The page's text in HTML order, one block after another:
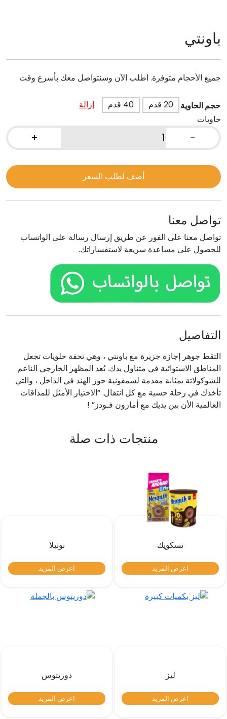
باونتي
جميع الأحجام متوفرة. اطلب الآن وسنتواصل معك بأسرع وقت
حجم الحاوية 20 قدم 40 قدم
إزالة
حاويات
-
+
أضف لطلب السعر
تواصل معنا
تواصل معنا على الفور عن طريق إرسال رسالة على الواتساب
للحصول على مساعدة سريعة لاستفساراتك.
التفاصيل
التقط جوهر إجازة جزيرة مع باونتي ، وهي تحفة حلويات تجعل
المناطق الاستوائية في متناول يدك. يُعد المظهر الخارجي الناعم
للشوكولاتة بمثابة مقدمة لسمفونية جوز الهند في الداخل ، والتي
تأخذك في رحلة حسية مع كل انتقال. “الاختيار الأمثل للمذاقات
العالمية الأن بين يديك مع أمازون فـودز” !
منتجات ذات صلة
نسكويك
اعرض المزيد
نوتيلا
اعرض المزيد
ليز
اعرض المزيد
دوريتوس
اعرض المزيد